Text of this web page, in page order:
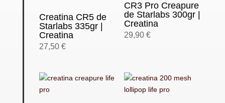
Creatina CR5 de
Starlabs 335gr |
Creatina
27,50 €
CR3 Pro Creapure
de Starlabs 300gr |
Creatina
29,90 €